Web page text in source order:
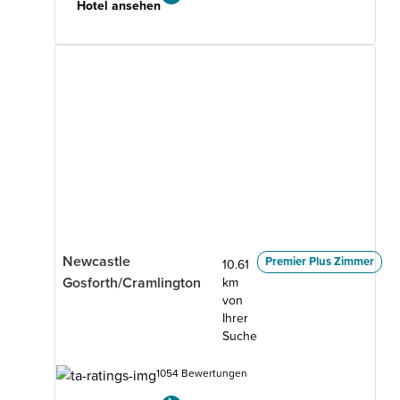
Hotel ansehen
Newcastle
Gosforth/Cramlington
10.61
km
von
Ihrer
Suche
Premier Plus Zimmer
1054 Bewertungen